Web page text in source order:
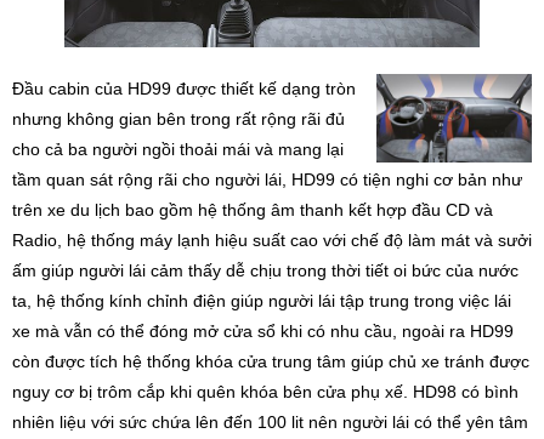
Đầu cabin của HD99 được thiết kế dạng tròn
nhưng không gian bên trong rất rộng rãi đủ
cho cả ba người ngồi thoải mái và mang lại
tầm quan sát rộng rãi cho người lái, HD99 có tiện nghi cơ bản như
trên xe du lịch bao gồm hệ thống âm thanh kết hợp đầu CD và
Radio, hệ thống máy lạnh hiệu suất cao với chế độ làm mát và sưởi
ấm giúp người lái cảm thấy dễ chịu trong thời tiết oi bức của nước
ta, hệ thống kính chỉnh điện giúp người lái tập trung trong việc lái
xe mà vẫn có thể đóng mở cửa sổ khi có nhu cầu, ngoài ra HD99
còn được tích hệ thống khóa cửa trung tâm giúp chủ xe tránh được
nguy cơ bị trôm cắp khi quên khóa bên cửa phụ xế. HD98 có bình
nhiên liệu với sức chứa lên đến 100 lit nên người lái có thể yên tâm